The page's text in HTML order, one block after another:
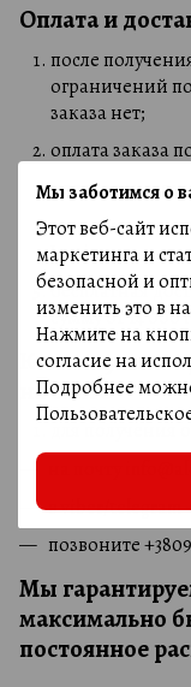
Мы заботимся о
Этот веб-сайт
маркетинга и
безопасной и
изменить это в
Нажмите на
согласие на
Подробнее
Оплата и
после
ограничений
заказа нет;
оплата заказа
после
отправка
Justin;
бесплатная
сумму от 14 000
Как получить
на сайте
в viber/telegram
позвоните
Мы
максимально
постоянное